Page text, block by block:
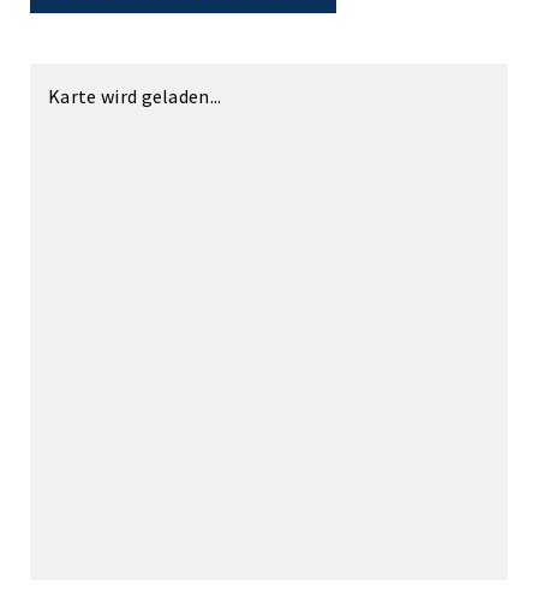
Karte wird geladen...